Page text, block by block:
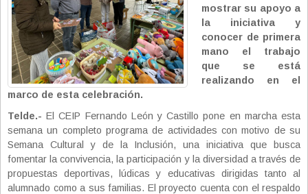
mostrar su apoyo a
la iniciativa y
conocer de primera
mano el trabajo
que se está
realizando en el
marco de esta celebración.
Telde.- El CEIP Fernando León y Castillo pone en marcha esta
semana un completo programa de actividades con motivo de su
Semana Cultural y de la Inclusión, una iniciativa que busca
fomentar la convivencia, la participación y la diversidad a través de
propuestas deportivas, lúdicas y educativas dirigidas tanto al
alumnado como a sus familias. El proyecto cuenta con el respaldo